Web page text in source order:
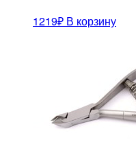
1219₽ В корзину